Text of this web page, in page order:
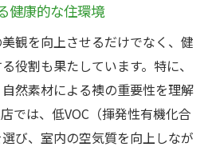
健康的な住環境
観を向上させるだけでなく、健
役割も果たしています。特に、
然素材による襖の重要性を理解
では、低VOC（揮発性有機化合
び、室内の空気質を向上しなが